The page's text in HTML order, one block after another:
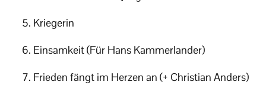
Kriegerin
Einsamkeit (Für Hans Kammerlander)
Frieden fängt im Herzen an (+ Christian Anders)